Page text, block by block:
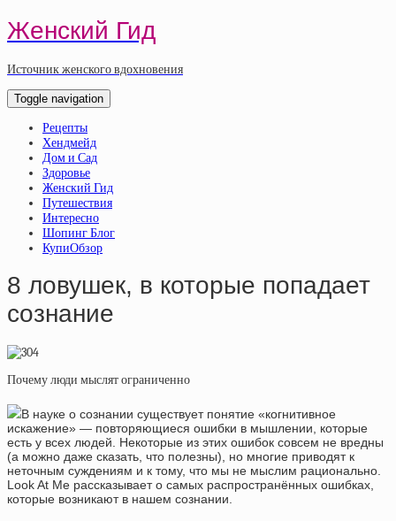
Женский Гид
Источник женского вдохновения
Toggle navigation
Рецепты
Хендмейд
Дом и Сад
Здоровье
Женский Гид
Путешествия
Интересно
Шопинг Блог
КупиОбзор
8 ловушек, в которые попадает
сознание
Почему люди мыслят ограниченно
В науке о сознании существует понятие «когнитивное
искажение» — повторяющиеся ошибки в мышлении, которые
есть у всех людей. Некоторые из этих ошибок совсем не вредны
(а можно даже сказать, что полезны), но многие приводят к
неточным суждениям и к тому, что мы не мыслим рационально.
Look At Me рассказывает о самых распространённых ошибках,
которые возникают в нашем сознании.